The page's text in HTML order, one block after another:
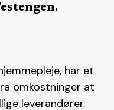
har et
omkostninger at
leverandører.